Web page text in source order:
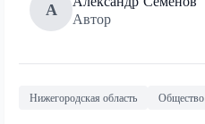
А
Автор
Нижегородская область Общество